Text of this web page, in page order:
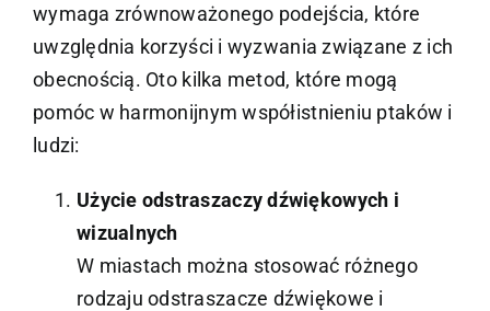
wymaga zrównoważonego podejścia, które
uwzględnia korzyści i wyzwania związane z ich
obecnością. Oto kilka metod, które mogą
pomóc w harmonijnym współistnieniu ptaków i
ludzi:
Użycie odstraszaczy dźwiękowych i
wizualnych
W miastach można stosować różnego
rodzaju odstraszacze dźwiękowe i